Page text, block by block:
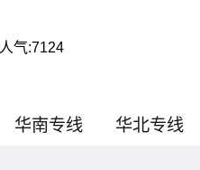
人气:7124
华南专线 华北专线